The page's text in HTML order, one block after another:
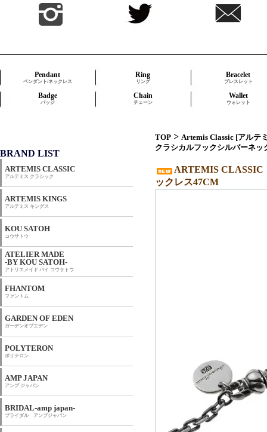
Pendant
ペンダント/ネックレス
Ring
リング
Bracelet
ブレスレット
Badge
バッジ
Chain
チェーン
Wallet
ウォレット
TOP > Artemis Classic [アルテ
クラシカルフックシルバーネッ
ARTEMIS
ックレス47CM
BRAND LIST
ARTEMIS CLASSIC
アルテミス クラシック
ARTEMIS KINGS
アルテミス キングス
KOU SATOH
コウサトウ
ATELIER MADE
-BY KOU SATOH-
アトリエメイド バイ コウサトウ
FHANTOM
ファントム
GARDEN OF EDEN
ガーデンオブエデン
POLYTERON
ポリテロン
AMP JAPAN
アンプ ジャパン
BRIDAL-amp japan-
ブライダル アンプジャパン